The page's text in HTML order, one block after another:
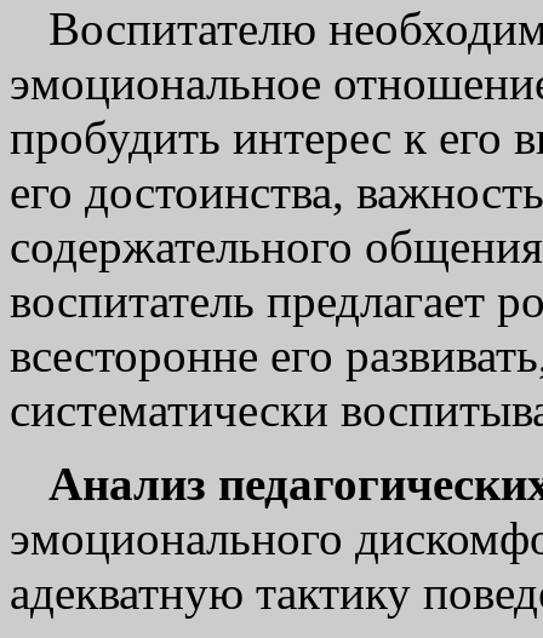
Воспитателю
эмоциональное
пробудить интерес к его
его достоинства,
содержательного
воспитатель предлагает
всесторонне его
систематически
Анализ
эмоционального
адекватную тактику